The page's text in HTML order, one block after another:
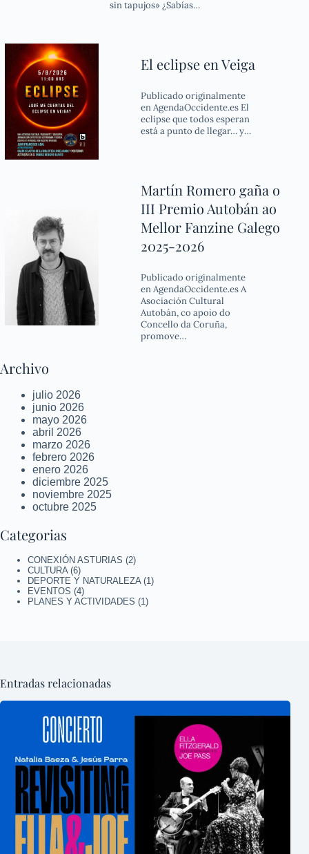
sin tapujos» ¿Sabías…
El eclipse en Veiga
Publicado originalmente
en AgendaOccidente.es El
eclipse que todos esperan
está a punto de llegar… y…
Martín Romero gaña o
III Premio Autobán ao
Mellor Fanzine Galego
2025-2026
Publicado originalmente
en AgendaOccidente.es A
Asociación Cultural
Autobán, co apoio do
Concello da Coruña,
promove…
Archivo
julio 2026
junio 2026
mayo 2026
abril 2026
marzo 2026
febrero 2026
enero 2026
diciembre 2025
noviembre 2025
octubre 2025
Categorias
CONEXIÓN ASTURIAS (2)
CULTURA(6)
DEPORTE Y NATURALEZA(1)
EVENTOS (4)
PLANES Y ACTIVIDADES (1)
Entradas relacionadas